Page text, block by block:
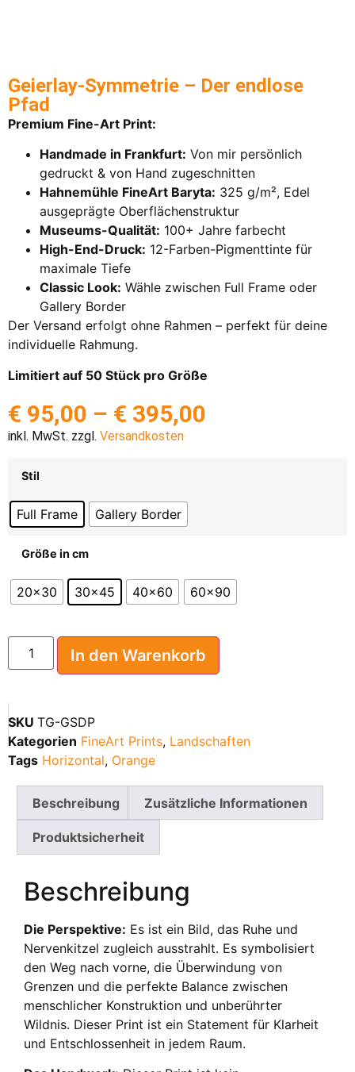
Geierlay-Symmetrie – Der endlose
Pfad
Premium Fine-Art Print:
Handmade in Frankfurt: Von mir persönlich
gedruckt & von Hand zugeschnitten
Hahnemühle FineArt Baryta: 325 g/m², Edel
ausgeprägte Oberflächenstruktur
Museums-Qualität: 100+ Jahre farbecht
High-End-Druck: 12-Farben-Pigmenttinte für
maximale Tiefe
Classic Look: Wähle zwischen Full Frame oder
Gallery Border
Der Versand erfolgt ohne Rahmen – perfekt für deine
individuelle Rahmung.
Limitiert auf 50 Stück pro Größe
€ 95,00 – € 395,00
inkl. MwSt. zzgl. Versandkosten
Stil
Full Frame Gallery Border
Größe in cm
20x30 30x45 40x60 60x90
In den Warenkorb
SKU TG-GSDP
Kategorien FineArt Prints, Landschaften
Tags Horizontal, Orange
Beschreibung Zusätzliche Informationen
Produktsicherheit
Beschreibung
Die Perspektive: Es ist ein Bild, das Ruhe und
Nervenkitzel zugleich ausstrahlt. Es symbolisiert
den Weg nach vorne, die Überwindung von
Grenzen und die perfekte Balance zwischen
menschlicher Konstruktion und unberührter
Wildnis. Dieser Print ist ein Statement für Klarheit
und Entschlossenheit in jedem Raum.